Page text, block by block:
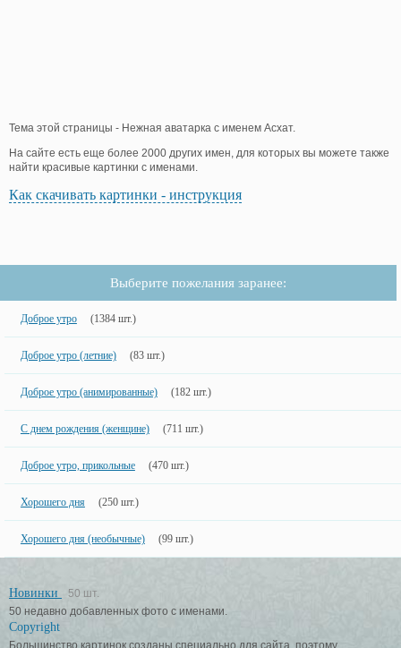
Тема этой страницы - Нежная аватарка с именем Асхат.
На сайте есть еще более 2000 других имен, для которых вы можете также
найти красивые картинки с именами.
Как скачивать картинки - инструкция
Выберите пожелания заранее:
Доброе утро (1384 шт.)
Доброе утро (летние) (83 шт.)
Доброе утро (анимированные) (182 шт.)
С днем рождения (женщине) (711 шт.)
Доброе утро, прикольные (470 шт.)
Хорошего дня (250 шт.)
Хорошего дня (необычные) (99 шт.)
Новинки
50 шт.
50 недавно добавленных фото с именами.
Copyright